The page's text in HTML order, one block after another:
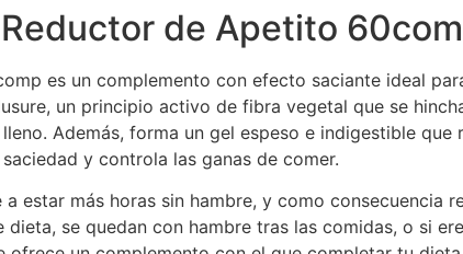
de Apetito
es un complemento con efecto saciante ideal
un principio activo de fibra vegetal que se
Además, forma un gel espeso e indigestible
y controla las ganas de comer.
estar más horas sin hambre, y como consecuencia
se quedan con hambre tras las comidas, o si